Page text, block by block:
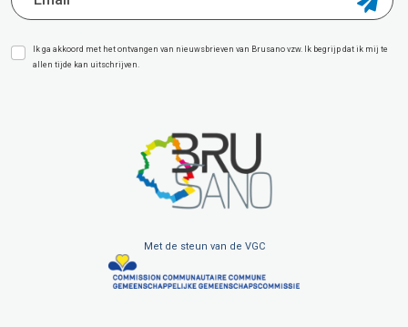
Ik ga akkoord met het ontvangen van nieuwsbrieven van Brusano vzw. Ik begrijp dat ik mij te
allen tijde kan uitschrijven.
Met de steun van de VGC